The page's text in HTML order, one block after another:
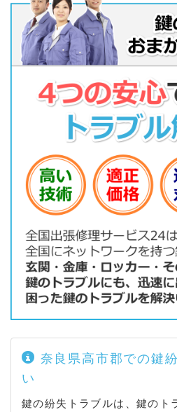
奈良県高市郡での鍵
い
鍵の紛失トラブルは、鍵のト